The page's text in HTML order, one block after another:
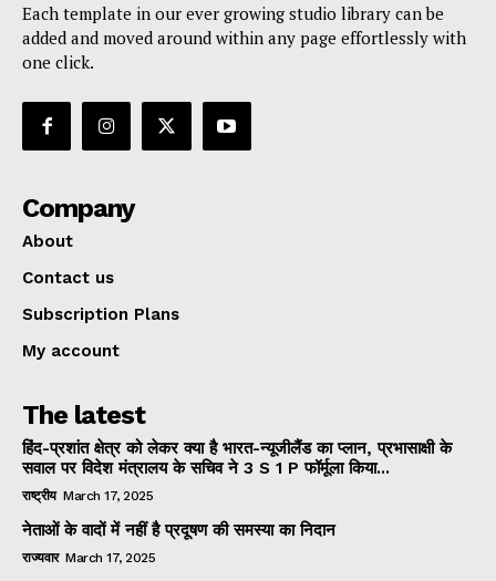
Each template in our ever growing studio library can be
added and moved around within any page effortlessly with
one click.
Company
About
Contact us
Subscription Plans
My account
The latest
हिंद-प्रशांत क्षेत्र को लेकर क्या है भारत-न्यूजीलैंड का प्लान, प्रभासाक्षी के
सवाल पर विदेश मंत्रालय के सचिव ने 3 S 1 P फॉर्मूला किया...
राष्ट्रीय March 17, 2025
नेताओं के वादों में नहीं है प्रदूषण की समस्या का निदान
राज्यवार March 17, 2025